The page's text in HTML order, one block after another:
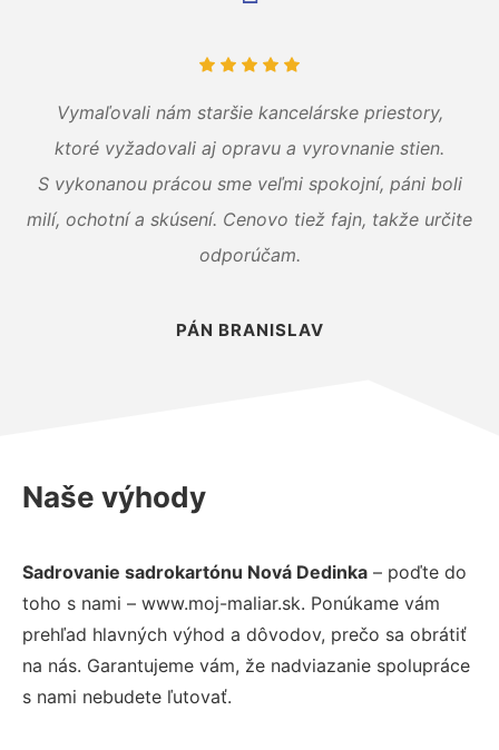
Vymaľovali nám staršie kancelárske priestory,
ktoré vyžadovali aj opravu a vyrovnanie stien.
S vykonanou prácou sme veľmi spokojní, páni boli
milí, ochotní a skúsení. Cenovo tiež fajn, takže určite
odporúčam.
PÁN BRANISLAV
Naše výhody
Sadrovanie sadrokartónu Nová Dedinka – poďte do
toho s nami – www.moj-maliar.sk. Ponúkame vám
prehľad hlavných výhod a dôvodov, prečo sa obrátiť
na nás. Garantujeme vám, že nadviazanie spolupráce
s nami nebudete ľutovať.